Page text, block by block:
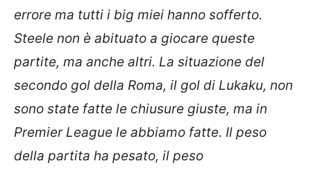
errore ma tutti i big miei hanno sofferto.
Steele non è abituato a giocare queste
partite, ma anche altri. La situazione del
secondo gol della Roma, il gol di Lukaku, non
sono state fatte le chiusure giuste, ma in
Premier League le abbiamo fatte. Il peso
della partita ha pesato, il peso